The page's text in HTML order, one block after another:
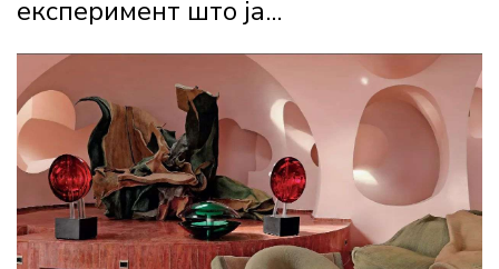
експеримент што ја...